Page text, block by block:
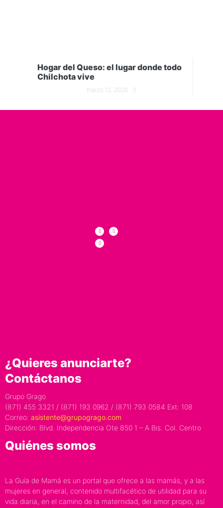
Hogar del Queso: el lugar donde todo
Chilchota vive
marzo 12, 2026 0
¿Quieres anunciarte?
Contáctanos
Grupo Grago
(871) 455 3321 / (871) 193 0962 / (871) 793 0584 Ext: 108
Correo: asistente@grupogrago.com
Dirección: Blvd. Independencia Ote 850 1 – A Bis. Col. Centro
Quiénes somos
La Guía de Mamá es un portal que ofrece a las mamás, y a las
mujeres en general, contenido multifacético de utilidad para su
vida diaria, en el camino de la maternidad, del amor propio, así